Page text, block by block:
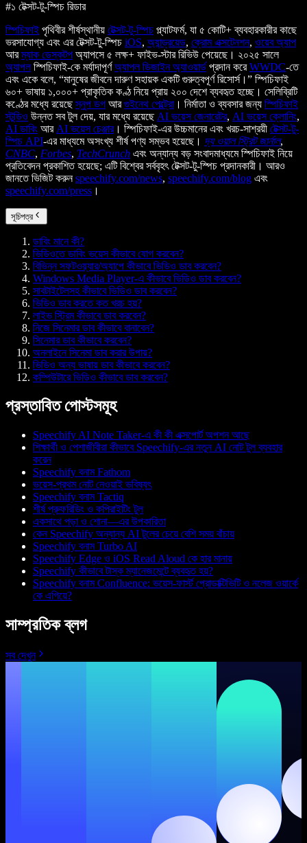
#১ টেক্সট-টু-স্পিচ রিডার
স্পিচিফাই পৃথিবীর শীর্ষস্থানীয় টেক্সট-টু-স্পিচ প্ল্যাটফর্ম, যা ৫ কোটি+ ব্যবহারকারীর কাছে
ভরসাযোগ্য এবং এর টেক্সট-টু-স্পিচ iOS, অ্যান্ড্রয়েড, ক্রোম এক্সটেনশন, ওয়েব অ্যাপ
আরম্যাক ডেস্কটপ অ্যাপসে ৫ লক্ষ+ ফাইভ-স্টার রিভিউ পেয়েছে। ২০২৫ সালে
অ্যাপলস্পিচিফাই-কে মর্যাদাপূর্ণঅ্যাপল ডিজাইন অ্যাওয়ার্ড প্রদান করেWWDC-তে
এবং একে বলে, “মানুষের জীবনে দারুণ সহায়ক একটি গুরুত্বপূর্ণ রিসোর্স।” স্পিচিফাই
৬০+ ভাষায় ১,০০০+ প্রাকৃতিক কণ্ঠ নিয়ে প্রায় ২০০ দেশে ব্যবহৃত হচ্ছে। সেলিব্রিটি
কণ্ঠের মধ্যে রয়েছেস্নুপ ডগ আরগুইনেথ পেল্ট্রো । নির্মাতা ও ব্যবসার জন্য স্পিচিফাই
স্টুডিও উন্নত সব টুল দেয়, যার মধ্যে রয়েছে AI ভয়েস জেনারেটর, AI ভয়েস ক্লোনিং,
AI ডাবিং আর AI ভয়েস চেঞ্জার। স্পিচিফাই-এর উচ্চমানের এবং খরচ-সাশ্রয়ী টেক্সট-টু-
স্পিচ API-এর মাধ্যমে অসংখ্য শীর্ষ পণ্য সম্ভব হয়েছে। দ্য ওয়াল স্ট্রিট জার্নাল,
CNBC, Forbes, TechCrunch এবং অন্যান্য বড় সংবাদমাধ্যমে স্পিচিফাই নিয়ে
প্রতিবেদন প্রকাশিত হয়েছে; এটি বিশ্বের সর্ববৃহৎ টেক্সট-টু-স্পিচ প্রদানকারী। আরও
জানতে ভিজিট করুনspeechify.com/news, speechify.com/blog এবং
speechify.com/press ।
সূচিপত্র
ডাবিং মানে কী?
ভিডিওতে ডাবিং ভয়েস কীভাবে যোগ করবেন?
বিভিন্ন সফটওয়্যার/অ্যাপে কীভাবে ভিডিও ডাব করবেন?
Windows Media Player-এ কীভাবে ভিডিও ডাব করবেন?
সাবটাইটেলসহ কীভাবে ভিডিও ডাব করবেন?
ভিডিও ডাব করতে কত খরচ হয়?
লাইভ স্ট্রিম কীভাবে ডাব করবেন?
নিজে সিনেমার ডাব কীভাবে বানাবেন?
সিনেমার ডাব কীভাবে করবেন?
অনলাইনে সিনেমা ডাব করার উপায়?
ভিডিও অন্য ভাষায় ডাব কীভাবে করবেন?
কম্পিউটারে ভিডিও কীভাবে ডাব করবেন?
প্রস্তাবিত পোস্টসমূহ
Speechify AI Note Taker-এ কী কী এক্সপোর্ট অপশন আছে
শিক্ষার্থী ও পেশাজীবীরা কীভাবে Speechify-এর নতুন AI নোট টুল ব্যবহার
করেন
Speechify বনাম Fathom
ভয়েস-প্রথম নোট নেওয়াই ভবিষ্যৎ
Speechify বনাম Tactiq
শীর্ষ প্রুফরিডিং ও কপিরাইটিং টুল
একসাথে পড়া ও শোনা—এর উপকারিতা
কেন Speechify অন্যান্য AI টুলের চেয়ে বেশি সময় বাঁচায়
Speechify বনাম Turbo AI
Speechify Edge ও iOS Read Aloud কে হার মানায়
Speechify কীভাবে টাস্ক ম্যানেজমেন্টে ব্যবহৃত হয়?
Speechify বনাম Confluence: ভয়েস-ফার্স্ট প্রোডাক্টিভিটি ও নলেজ ওয়ার্কে
কে এগিয়ে?
সাম্প্রতিক ব্লগ
সব দেখুন